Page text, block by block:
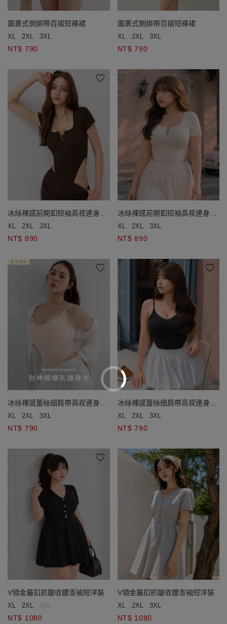
圍裹式側綁帶百褶短褲裙
XL 2XL 3XL
NT$ 790
圍裹式側綁帶百褶短褲裙
XL 2XL 3XL
NT$ 790
冰絲裸感前開釦短袖高衩連身衣
(附胸墊)
XL 2XL 3XL
NT$ 890
冰絲裸感前開釦短袖高衩連身衣
(附胸墊)
XL 2XL 3XL
NT$ 890
冰絲裸感蕾絲細肩帶高衩連身衣
(附胸墊)
XL 2XL 3XL
NT$ 790
冰絲裸感蕾絲細肩帶高衩連身衣
(附胸墊)
XL 2XL 3XL
NT$ 790
V領金屬扣抓皺收腰澎袖短洋裝
XL 2XL 3XL
NT$ 1080
V領金屬扣抓皺收腰澎袖短洋裝
XL 2XL 3XL
NT$ 1080